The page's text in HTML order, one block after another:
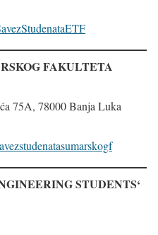
FAKULTETA
75A, 78000 Banja Luka
STUDENTS‘